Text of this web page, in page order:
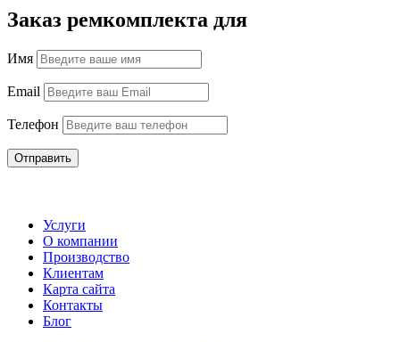
Заказ ремкомплекта для
Имя
Email
Телефон
Отправить
Услуги
О компании
Производство
Клиентам
Карта сайта
Контакты
Блог